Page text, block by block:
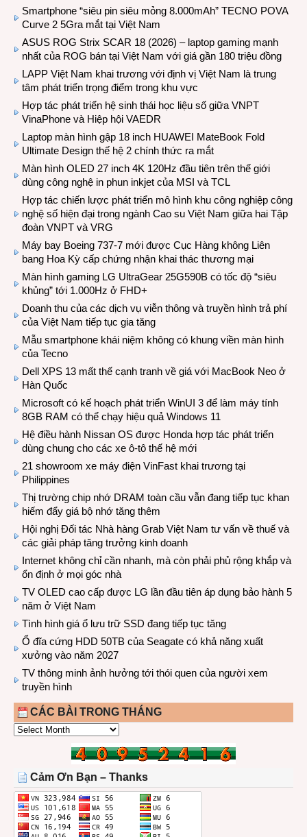
Smartphone “siêu pin siêu mỏng 8.000mAh” TECNO POVA
Curve 2 5Gra mắt tại Việt Nam
ASUS ROG Strix SCAR 18 (2026) – laptop gaming mạnh
nhất của ROG bán tại Việt Nam với giá gần 180 triệu đồng
LAPP Việt Nam khai trương với định vị Việt Nam là trung
tâm phát triển trọng điểm trong khu vực
Hợp tác phát triển hệ sinh thái học liệu số giữa VNPT
VinaPhone và Hiệp hội VAEDR
Laptop màn hình gập 18 inch HUAWEI MateBook Fold
Ultimate Design thế hệ 2 chính thức ra mắt
Màn hình OLED 27 inch 4K 120Hz đầu tiên trên thế giới
dùng công nghệ in phun inkjet của MSI và TCL
Hợp tác chiến lược phát triển mô hình khu công nghiệp công
nghệ số hiện đại trong ngành Cao su Việt Nam giữa hai Tập
đoàn VNPT và VRG
Máy bay Boeing 737-7 mới được Cục Hàng không Liên
bang Hoa Kỳ cấp chứng nhận khai thác thương mại
Màn hình gaming LG UltraGear 25G590B có tốc độ “siêu
khủng” tới 1.000Hz ở FHD+
Doanh thu của các dịch vụ viễn thông và truyền hình trả phí
của Việt Nam tiếp tục gia tăng
Mẫu smartphone khái niệm không có khung viền màn hình
của Tecno
Dell XPS 13 mất thế cạnh tranh về giá với MacBook Neo ở
Hàn Quốc
Microsoft có kế hoạch phát triển WinUI 3 để làm máy tính
8GB RAM có thể chạy hiệu quả Windows 11
Hệ điều hành Nissan OS được Honda hợp tác phát triển
dùng chung cho các xe ô-tô thế hệ mới
21 showroom xe máy điện VinFast khai trương tại
Philippines
Thị trường chip nhớ DRAM toàn cầu vẫn đang tiếp tục khan
hiếm đẩy giá bộ nhớ tăng thêm
Hội nghị Đối tác Nhà hàng Grab Việt Nam tư vấn về thuế và
các giải pháp tăng trưởng kinh doanh
Internet không chỉ cần nhanh, mà còn phải phủ rộng khắp và
ổn định ở mọi góc nhà
TV OLED cao cấp được LG lần đầu tiên áp dụng bảo hành 5
năm ở Việt Nam
Tình hình giá ổ lưu trữ SSD đang tiếp tục tăng
Ổ đĩa cứng HDD 50TB của Seagate có khả năng xuất
xưởng vào năm 2027
TV thông minh ảnh hưởng tới thói quen của người xem
truyền hình
CÁC BÀI TRONG THÁNG
CÁC
THÁNG
Cảm Ơn Bạn – Thanks